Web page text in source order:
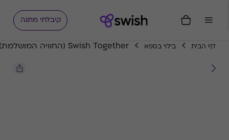
קיבלתי מתנה
דף הבית בילוי בספא Swish Together (החוויה המושלמת)